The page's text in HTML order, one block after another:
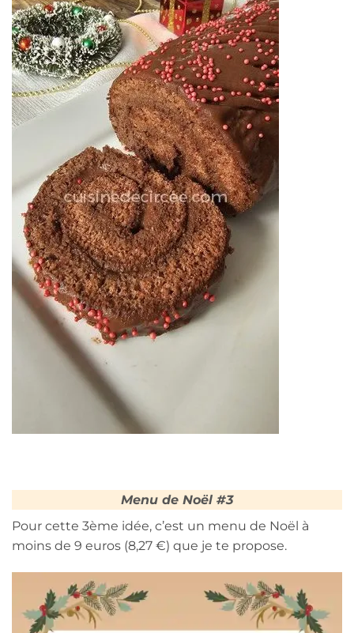
Menu de Noël #3
Pour cette 3ème idée, c’est un menu de Noël à
moins de 9 euros (8,27 €) que je te propose.